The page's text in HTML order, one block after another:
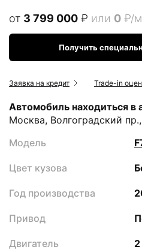
от 3 799 000 ₽ или 0 ₽/
Получить
Заявка на кредит Trade-in
Автомобиль находиться в
Москва, Волгоградский
Модель
Цвет кузова
Год производства
Привод
Двигатель